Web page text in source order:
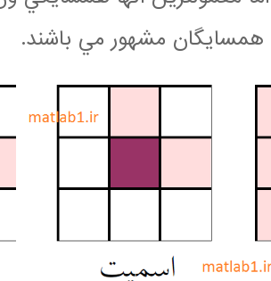
همسايگان مشهور مي باشند.